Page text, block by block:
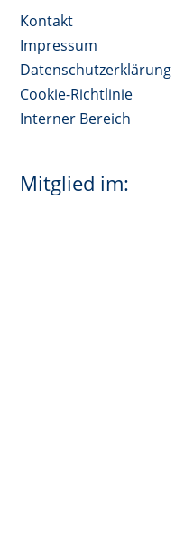
Kontakt
Impressum
Datenschutzerklärung
Cookie-Richtlinie
Interner Bereich
Mitglied im: